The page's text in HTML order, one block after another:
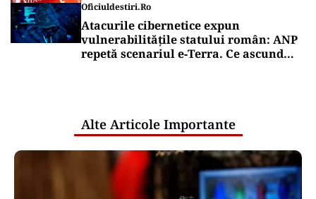
Oficiuldestiri.ro
Atacurile cibernetice expun
vulnerabilitățile statului român: ANP
repetă scenariul e‑Terra. Ce ascund
Alte Articole Importante